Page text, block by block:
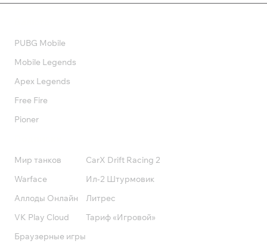
PUBG Mobile
Mobile Legends
Apex Legends
Free Fire
Pioner
Мир танков
Warface
Аллоды Онлайн
VK Play Cloud
Браузерные игры
CarX Drift Racing 2
Ил-2 Штурмовик
Литрес
Тариф «Игровой»